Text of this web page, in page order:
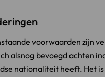
voorwaarden zijn
alsnog bevoegd achten
nationaliteit heeft. Het